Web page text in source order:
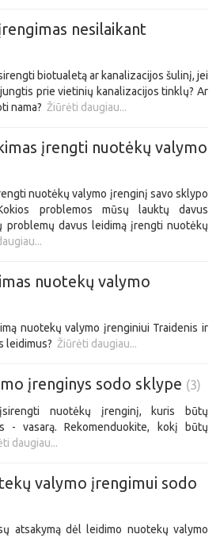
nesilaikant
biotualetą ar kanalizacijos šulinį, jei
prie vietinių kanalizacijos tinklų? Ar
nama? Žiūrėti daugiau...
įrengti nuotėkų valymo
nuotėkų valymo įrenginį savo sklypo
problemos mūsų lauktų davus
problemų davus leidimą įrengti nuotėkų
nuotekų valymo
nuotekų valymo įrenginiui Traidenis ir
leidimus? Žiūrėti daugiau...
įrenginys sodo sklype (3)
nuotėkų įrenginį, kuris būtų
- vasarą. Rekomenduokite, kokį būtų
daugiau...
valymo įrengimui sodo
atsakymą dėl leidimo nuotekų valymo